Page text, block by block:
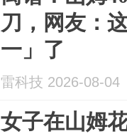
刀，网友：
一」了
雷科技 2026-08-04
女子在山姆